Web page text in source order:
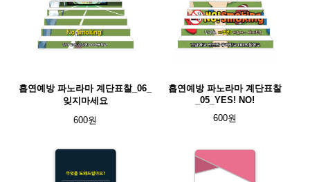
흡연예방 파노라마 계단표찰_06_
잊지마세요
600원
흡연예방 파노라마 계단표찰
_05_YES! NO!
600원